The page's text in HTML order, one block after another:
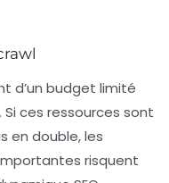
d’un budget limité
ces ressources sont
en double, les
risquent